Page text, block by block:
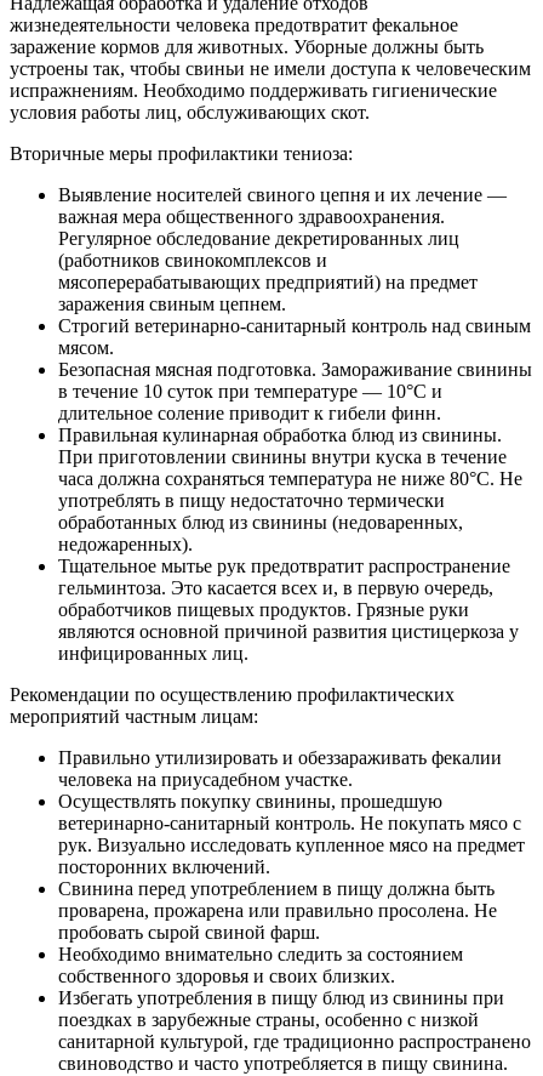
жизнедеятельности человека предотвратит фекальное
заражение кормов для животных. Уборные должны быть
устроены так, чтобы свиньи не имели доступа к человеческим
испражнениям. Необходимо поддерживать гигиенические
условия работы лиц, обслуживающих скот.
Вторичные меры профилактики тениоза:
Выявление носителей свиного цепня и их лечение —
важная мера общественного здравоохранения.
Регулярное обследование декретированных лиц
(работников свинокомплексов и
мясоперерабатывающих предприятий) на предмет
заражения свиным цепнем.
Строгий ветеринарно-санитарный контроль над свиным
мясом.
Безопасная мясная подготовка. Замораживание свинины
в течение 10 суток при температуре — 10°С и
длительное соление приводит к гибели финн.
Правильная кулинарная обработка блюд из свинины.
При приготовлении свинины внутри куска в течение
часа должна сохраняться температура не ниже 80°С. Не
употреблять в пищу недостаточно термически
обработанных блюд из свинины (недоваренных,
недожаренных).
Тщательное мытье рук предотвратит распространение
гельминтоза. Это касается всех и, в первую очередь,
обработчиков пищевых продуктов. Грязные руки
являются основной причиной развития цистицеркоза у
инфицированных лиц.
Рекомендации по осуществлению профилактических
мероприятий частным лицам:
Правильно утилизировать и обеззараживать фекалии
человека на приусадебном участке.
Осуществлять покупку свинины, прошедшую
ветеринарно-санитарный контроль. Не покупать мясо с
рук. Визуально исследовать купленное мясо на предмет
посторонних включений.
Свинина перед употреблением в пищу должна быть
проварена, прожарена или правильно просолена. Не
пробовать сырой свиной фарш.
Необходимо внимательно следить за состоянием
собственного здоровья и своих близких.
Избегать употребления в пищу блюд из свинины при
поездках в зарубежные страны, особенно с низкой
санитарной культурой, где традиционно распространено
свиноводство и часто употребляется в пищу свинина.